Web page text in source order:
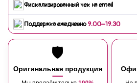
Фискализированный чек на email
Поддержка ежедневно9:00–19:30
🛡️
Оригинальная продукция